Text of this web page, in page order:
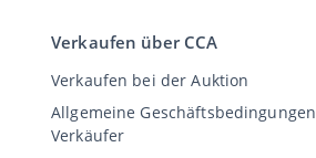
Verkaufen über CCA
Verkaufen bei der Auktion
Allgemeine Geschäftsbedingungen
Verkäufer